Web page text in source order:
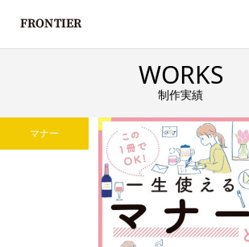
WORKS
制作実績
マナー